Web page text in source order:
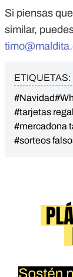
Si piensas
similar,
ETIQUETAS:
#Navidad
#tarjetas
#mercadona
#sorteos